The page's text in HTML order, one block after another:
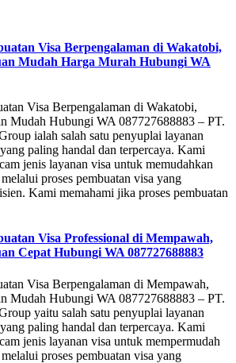
Visa Berpengalaman di Wakatobi,
Mudah Harga Murah Hubungi WA
Visa Berpengalaman di Wakatobi,
Mudah Hubungi WA 087727688883 – PT.
ialah salah satu penyuplai layanan
paling handal dan terpercaya. Kami
jenis layanan visa untuk memudahkan
proses pembuatan visa yang
Kami memahami jika proses pembuatan
Visa Professional di Mempawah,
Cepat Hubungi WA 087727688883
Visa Berpengalaman di Mempawah,
Mudah Hubungi WA 087727688883 – PT.
yaitu salah satu penyuplai layanan
paling handal dan terpercaya. Kami
jenis layanan visa untuk mempermudah
proses pembuatan visa yang